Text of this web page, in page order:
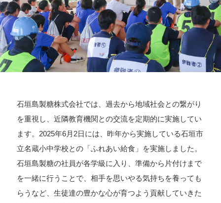
石垣島製糖株式会社では、過去から地域社会との繋がり
を重視し、近隣教育機関との交流を定期的に実施してい
ます。2025年6月2日には、昨年から実施している石垣市
立名蔵小中学校との「ふれあい給食」を実施しました。
石垣島製糖の社員が各学級に入り、準備から片付けまで
を一緒に行うことで、相手を思いやる気持ちを養っても
らうなど、生徒達の豊かな心が育つよう貢献していきた